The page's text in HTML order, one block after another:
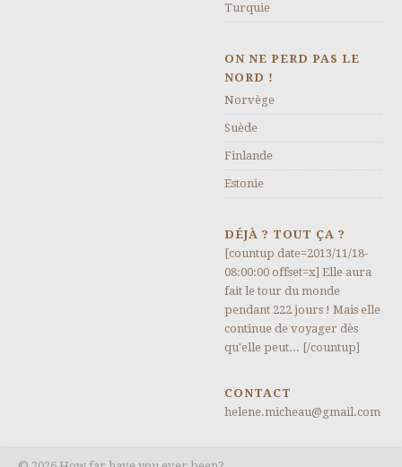
Turquie
ON NE PERD PAS LE
NORD !
Norvège
Suède
Finlande
Estonie
DÉJÀ ? TOUT ÇA ?
[countup date=2013/11/18-
08:00:00 offset=x] Elle aura
fait le tour du monde
pendant 222 jours ! Mais elle
continue de voyager dès
qu'elle peut... [/countup]
CONTACT
helene.micheau@gmail.com